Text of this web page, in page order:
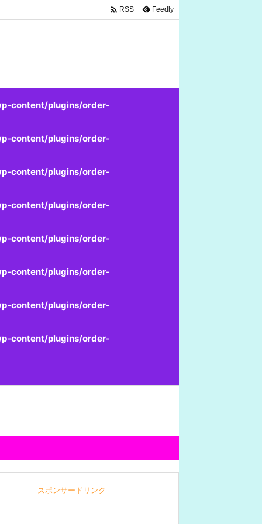
content/plugins/order-
content/plugins/order-
content/plugins/order-
content/plugins/order-
content/plugins/order-
content/plugins/order-
content/plugins/order-
content/plugins/order-
 RSS Feedly
スポンサードリンク